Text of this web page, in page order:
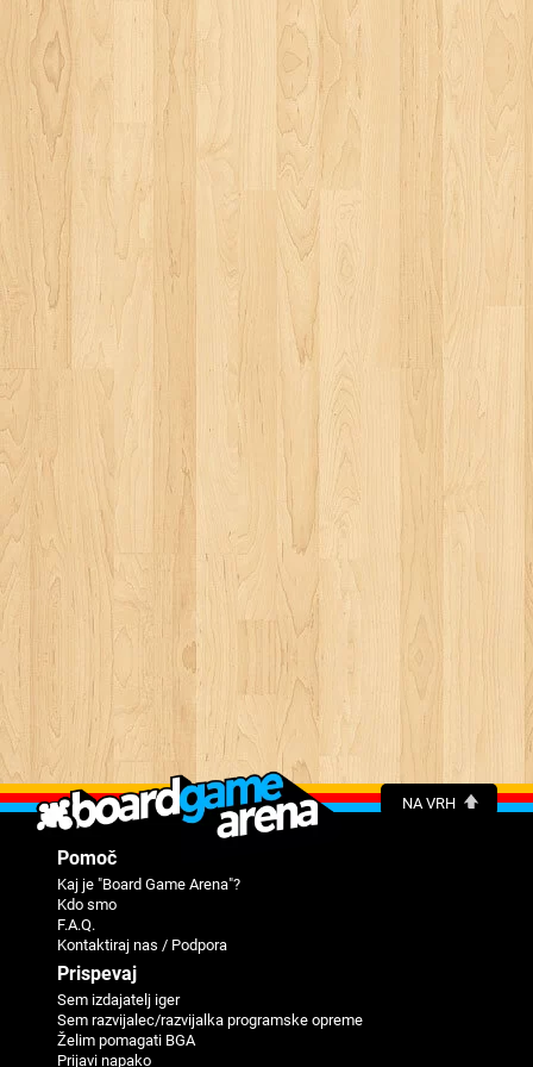
NA VRH
Pomoč
Kaj je "Board Game Arena"?
Kdo smo
F.A.Q.
Kontaktiraj nas / Podpora
Prispevaj
Sem izdajatelj iger
Sem razvijalec/razvijalka programske opreme
Želim pomagati BGA
Prijavi napako